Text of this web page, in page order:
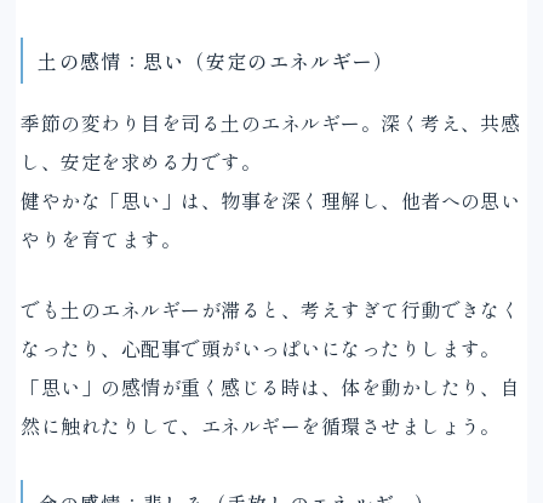
土の感情：思い（安定のエネルギー）
季節の変わり目を司る土のエネルギー。深く考え、共感
し、安定を求める力です。
健やかな「思い」は、物事を深く理解し、他者への思い
やりを育てます。
でも土のエネルギーが滞ると、考えすぎて行動できなく
なったり、心配事で頭がいっぱいになったりします。
「思い」の感情が重く感じる時は、体を動かしたり、自
然に触れたりして、エネルギーを循環させましょう。